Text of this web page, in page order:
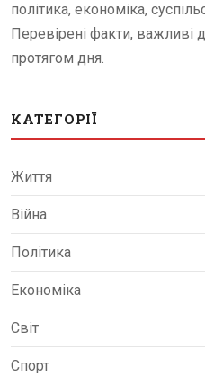
політика, економіка,
Перевірені факти, важливі
протягом дня.
КАТЕГОРІЇ
Життя
Війна
Політика
Економіка
Світ
Спорт